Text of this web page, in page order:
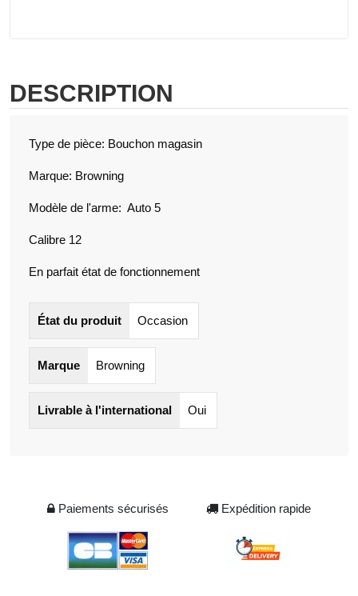
DESCRIPTION
Type de pièce: Bouchon magasin
Marque: Browning
Modèle de l'arme: Auto 5
Calibre 12
En parfait état de fonctionnement
État du produit Occasion
Marque Browning
Livrable à l'international Oui
Paiements sécurisés Expédition rapide